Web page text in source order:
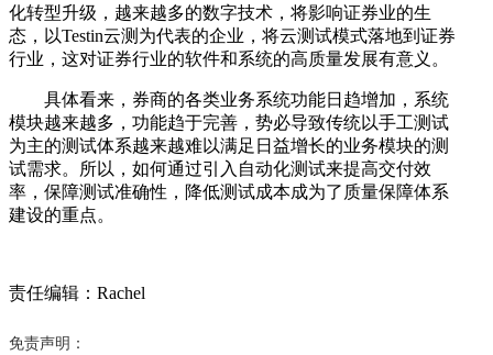
化转型升级，越来越多的数字技术，将影响证券业的生
态，以Testin云测为代表的企业，将云测试模式落地到证券
行业，这对证券行业的软件和系统的高质量发展有意义。
具体看来，券商的各类业务系统功能日趋增加，系统
模块越来越多，功能趋于完善，势必导致传统以手工测试
为主的测试体系越来越难以满足日益增长的业务模块的测
试需求。所以，如何通过引入自动化测试来提高交付效
率，保障测试准确性，降低测试成本成为了质量保障体系
建设的重点。
责任编辑：Rachel
免责声明：